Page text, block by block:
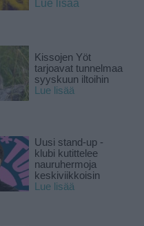
Lue lisää
Kissojen Yöt
tarjoavat tunnelmaa
syyskuun iltoihin
Lue lisää
Uusi stand-up -
klubi kutittelee
nauruhermoja
keskiviikkoisin
Lue lisää